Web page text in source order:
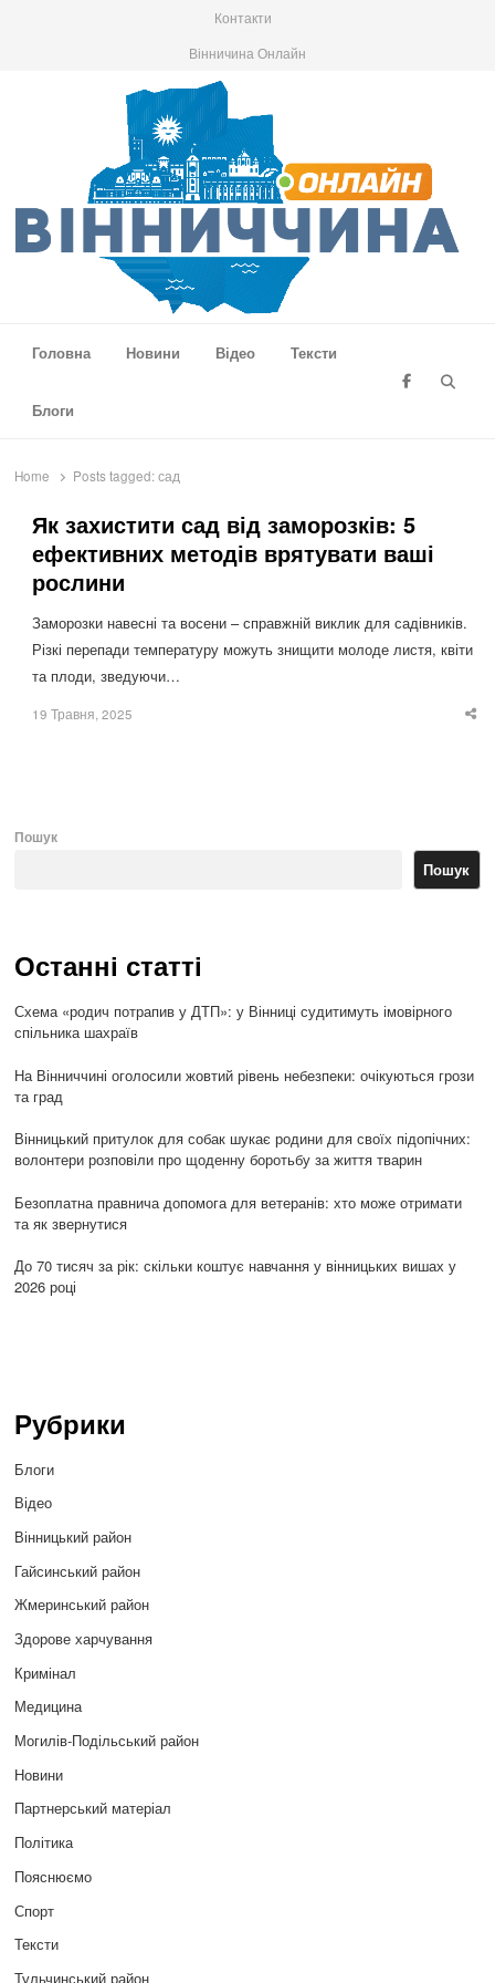
Контакти
Вінничина Онлайн
Головна
Новини Відео Тексти
Блоги
Home Posts tagged:сад
Як захистити сад від заморозків: 5
ефективних методів врятувати ваші
рослини
Заморозки навесні та восени – справжній виклик для садівників.
Різкі перепади температуру можуть знищити молоде листя, квіти
та плоди, зведуючи…
19 Травня, 2025
Пошук
Пошук
Останні статті
Схема «родич потрапив у ДТП»: у Вінниці судитимуть імовірного
спільника шахраїв
На Вінниччині оголосили жовтий рівень небезпеки: очікуються грози
та град
Вінницький притулок для собак шукає родини для своїх підопічних:
волонтери розповіли про щоденну боротьбу за життя тварин
Безоплатна правнича допомога для ветеранів: хто може отримати
та як звернутися
До 70 тисяч за рік: скільки коштує навчання у вінницьких вишах у
2026 році
Рубрики
Блоги
Відео
Вінницький район
Гайсинський район
Жмеринський район
Здорове харчування
Кримінал
Медицина
Могилів-Подільський район
Новини
Партнерський матеріал
Політика
Пояснюємо
Спорт
Тексти
Тульчинський район